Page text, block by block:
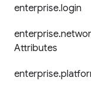
enterprise.login
enterprise.
Attributes
enterprise.